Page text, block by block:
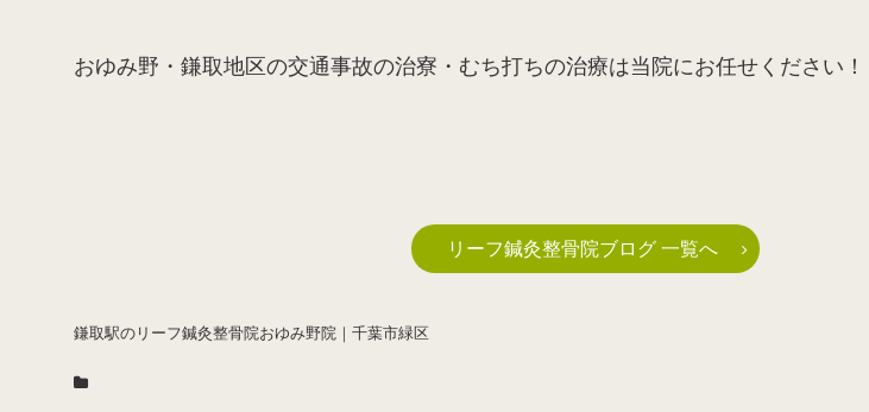
おゆみ野・鎌取地区の交通事故の治寮・むち打ちの治療は当院にお任せください！
リーフ鍼灸整骨院ブログ 一覧へ
鎌取駅のリーフ鍼灸整骨院おゆみ野院｜千葉市緑区